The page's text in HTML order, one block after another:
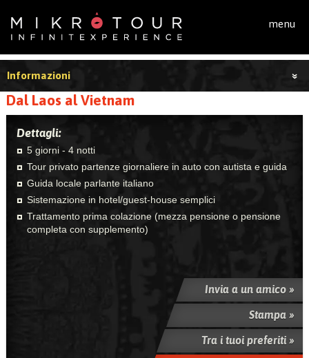
menu
Informazioni
Dal Laos al Vietnam
Dettagli:
5 giorni - 4 notti
Tour privato partenze giornaliere in auto con autista e guida
Guida locale parlante italiano
Sistemazione in hotel/guest-house semplici
Trattamento prima colazione (mezza pensione o pensione
completa con supplemento)
Invia a un amico »
Stampa »
Tra i tuoi preferiti »